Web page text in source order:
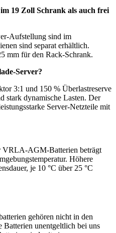
19 Zoll Schrank als auch frei
Aufstellung sind im
sind separat erhältlich.
mm für den Rack-Schrank.
Server?
3:1 und 150 % Überlastreserve
stark dynamische Lasten. Der
Server-Netzteile mit
VRLA-AGM-Batterien beträgt
Höhere
je 10 °C über 25 °C
gehören nicht in den
Batterien unentgeltlich bei uns